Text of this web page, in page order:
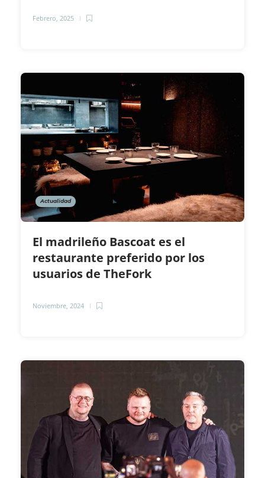
Febrero, 2025
Actualidad
El madrileño Bascoat es el
restaurante preferido por los
usuarios de TheFork
Noviembre, 2024